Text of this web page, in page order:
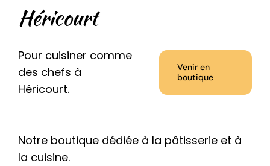
Héricourt
Pour cuisiner comme
des chefs à
Héricourt.
Venir en
boutique
Notre boutique dédiée à la pâtisserie et à
la cuisine.